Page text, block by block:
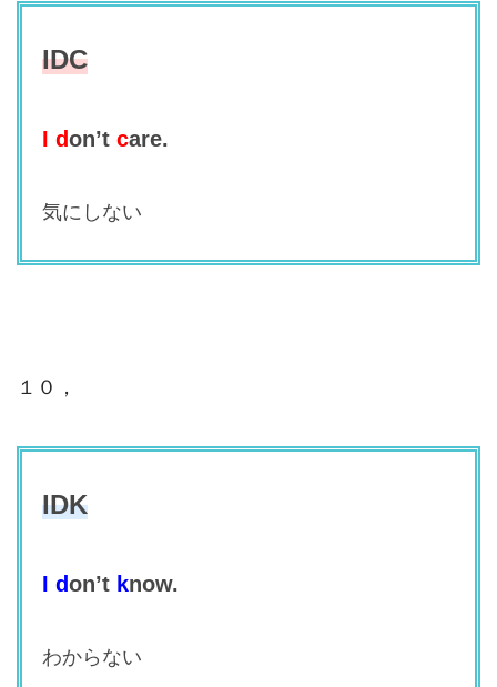
IDC
I don’t care.
気にしない
１０，
IDK
I don’tknow.
わからない